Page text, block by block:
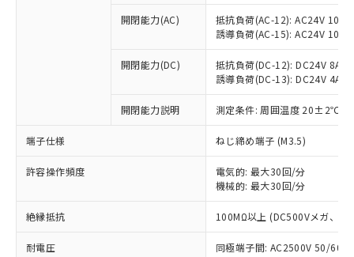
開閉能力(AC)
抵抗負荷(AC-12): AC24V 10A/
誘導負荷(AC-15): AC24V
開閉能力(DC)
抵抗負荷(DC-12): DC24V 8A/
誘導負荷(DC-13): DC24V 4A/
開閉能力説明 測定条件: 周囲温度 20±2℃、
端子仕様 ねじ締め端子 (M3.5)
許容操作頻度
電気的: 最大30回/分
機械的: 最大30回/分
絶縁抵抗 100MΩ以上 (DC500Vメガ、点
耐電圧
同極端子間: AC2500V 50/
以下の条件をお読みいただき、同意のうえ
本サービスは、当社制御機器事業取扱
商品の当社在庫状況および標準価格
(税抜)を提供させていただくもので
当社制御機器事業取扱商品の中には、
本サービスの対象外となる商品もある
ことをご了承ください。
在庫状況および標準価格照会結果は、
記載している更新日時点での社内デー
タに基づき作成されるものであり、閲
覧された時点での実際の在庫および標
準価格とは異なる場合があることをご
対応予定なし：EU RoHS指令（10物質）の
非含有に非対応の商品で、対応品を出す予
調査・確認中：EU RoHS指令（10物質）の
非含有の対応状況を調査中または確認中の
非該当品：ライセンス料など無形物で、有
害物質有無と関係のない商品です。
仕入先様の事情により、非含有部品として
いたものが、含有品と判明した場合などや
むを得ず変更することがあります。
*EU RoHS指令（10物質）：
鉛(Pb) 1000ppm以下、 水銀(Hg) 1000ppm以下、 カド
六価クロム(Cr(Ⅵ)) 1000ppm以下、ポリ臭化ビフェニル
※1 中国RoHS○×表
「○」：最大均質材料含有率が中国RoHSの
基準値以下であることを示します。
「×」：最大均質材料含有率が中国RoHSの
基準値を超えていることを示します。
「－」：未確認です。当社販売部門へお問
*中国RoHS10物質の基準値 (GB/T26572)：
当社は、これら貴社製品のうち、外国
為替および外国貿易法に定める商品
（以下｢規制貨物等」という）を輸出
または国外への提供する場合は、日本
国政府の輸出許可(または役務取引許
可)を取得するなどの必要な手続きを